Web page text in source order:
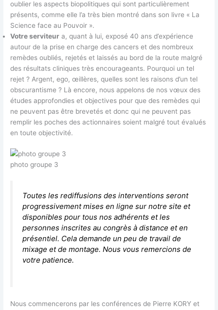
oublier les aspects biopolitiques qui sont particulièrement
présents, comme elle l’a très bien montré dans son livre « La
Science face au Pouvoir ».
Votre serviteur a, quant à lui, exposé 40 ans d’expérience
autour de la prise en charge des cancers et des nombreux
remèdes oubliés, rejetés et laissés au bord de la route malgré
des résultats cliniques très encourageants. Pourquoi un tel
rejet ? Argent, ego, œillères, quelles sont les raisons d’un tel
obscurantisme ? Là encore, nous appelons de nos vœux des
études approfondies et objectives pour que des remèdes qui
ne peuvent pas être brevetés et donc qui ne peuvent pas
remplir les poches des actionnaires soient malgré tout évalués
en toute objectivité.
photo groupe 3
Toutes les rediffusions des interventions seront
progressivement mises en ligne sur notre site et
disponibles pour tous nos adhérents et les
personnes inscrites au congrès à distance et en
présentiel. Cela demande un peu de travail de
mixage et de montage. Nous vous remercions de
votre patience.
Nous commencerons par les conférences de Pierre KORY et